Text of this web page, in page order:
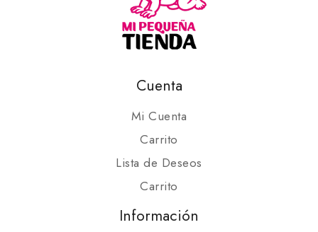
Cuenta
Mi Cuenta
Carrito
Lista de Deseos
Carrito
Información